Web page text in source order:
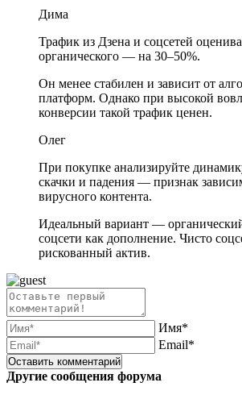
Дима
Трафик из Дзена и соцсетей
органического — на 30–50%.
Он менее стабилен и зависит от
платформ. Однако при высокой
конверсии такой трафик ценен.
Олег
При покупке анализируйте
скачки и падения — признак
вирусного контента.
Идеальный вариант —
соцсети как дополнение. Чисто
рискованный актив.
Имя*
Email*
Другие сообщения форума